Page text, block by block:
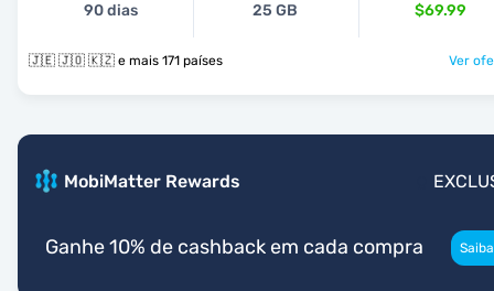
90 dias 25 GB $69.99
🇯🇪 🇯🇴 🇰🇿 e mais 171 países Ver
MobiMatter Rewards
Ganhe 10% de cashback em cada compra